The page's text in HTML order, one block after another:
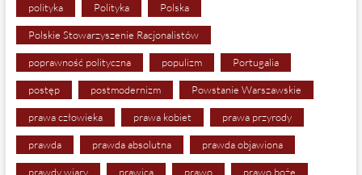
polityka Polityka Polska
Polskie Stowarzyszenie Racjonalistów
poprawność polityczna populizm Portugalia
postęp postmodernizm Powstanie Warszawskie
prawa człowieka prawa kobiet prawa przyrody
prawda prawda absolutna prawda objawiona
prawdy wiary prawica prawo prawo boże